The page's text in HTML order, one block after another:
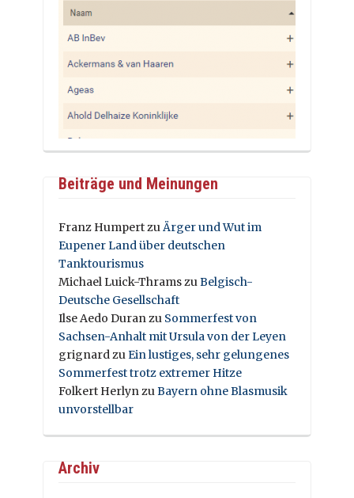
Beiträge und Meinungen
Franz HumpertzuÄrger und Wut im
Eupener Land über deutschen
Tanktourismus
Michael Luick-ThramszuBelgisch-
Deutsche Gesellschaft
Ilse Aedo Duranzu Sommerfest von
Sachsen-Anhalt mit Ursula von der Leyen
grignardzuEin lustiges, sehr gelungenes
Sommerfest trotz extremer Hitze
Folkert HerlynzuBayern ohne Blasmusik
unvorstellbar
Archiv